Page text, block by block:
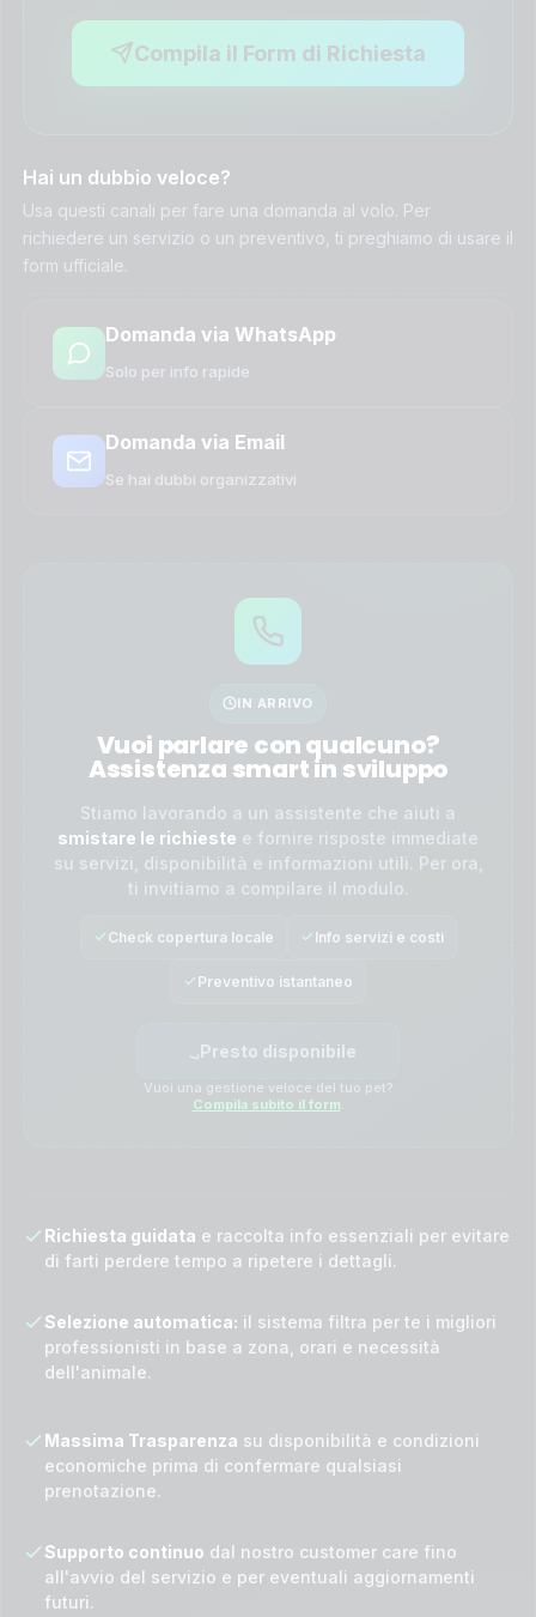
Compila il Form di Richiesta
Hai un dubbio veloce?
Usa questi canali per fare una domanda al volo. Per
richiedere un servizio o un preventivo, ti preghiamo di usare il
form ufficiale.
Domanda via WhatsApp
Solo per info rapide
Domanda via Email
Se hai dubbi organizzativi
IN ARRIVO
Vuoi parlare con qualcuno?
Assistenza smart in sviluppo
Stiamo lavorando a un assistente che aiuti a
smistare le richieste e fornire risposte immediate
su servizi, disponibilità e informazioni utili. Per ora,
ti invitiamo a compilare il modulo.
Check copertura locale Info servizi e costi
Preventivo istantaneo
Presto disponibile
Vuoi una gestione veloce del tuo pet?
Compila subito il form.
Richiesta guidata e raccolta info essenziali per evitare
di farti perdere tempo a ripetere i dettagli.
Selezione automatica: il sistema filtra per te i migliori
professionisti in base a zona, orari e necessità
dell'animale.
Massima Trasparenza su disponibilità e condizioni
economiche prima di confermare qualsiasi
prenotazione.
Supporto continuo dal nostro customer care fino
all'avvio del servizio e per eventuali aggiornamenti
futuri.